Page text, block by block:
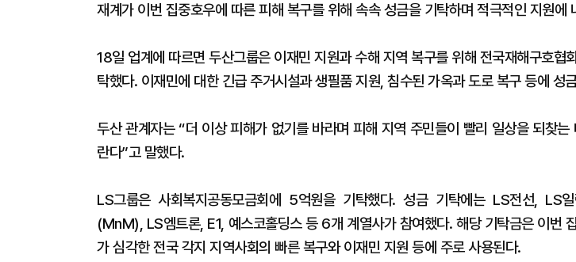
재계가 이번 집중호우에 따른 피해 복구를 위해 속속 성금을 기탁하며 적극적인 지원에
18일 업계에 따르면 두산그룹은 이재민 지원과 수해 지역 복구를 위해 전국재해구호협
탁했다. 이재민에 대한 긴급 주거시설과 생필품 지원, 침수된 가옥과 도로 복구 등에 성
두산 관계자는 “더 이상 피해가 없기를 바라며 피해 지역 주민들이 빨리 일상을 되찾는
란다”고 말했다.
LS그룹은 사회복지공동모금회에 5억원을 기탁했다. 성금 기탁에는 LS전선, LS
(MnM), LS엠트론, E1, 예스코홀딩스 등 6개 계열사가 참여했다. 해당 기탁금은 이번
가 심각한 전국 각지 지역사회의 빠른 복구와 이재민 지원 등에 주로 사용된다.